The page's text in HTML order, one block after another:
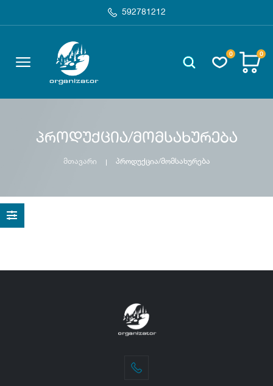
592781212
0 0
პროდუქცია/მომსახურება
მთავარი პროდუქცია/მომსახურება